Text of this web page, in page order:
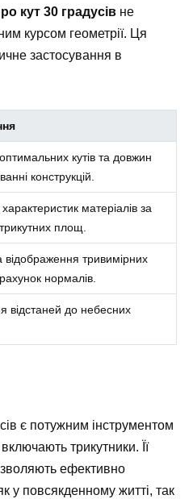
кут 30 градусів не
курсом геометрії. Ця
застосування в
кутів та довжин
конструкцій.
матеріалів за
площ.
відображення тривимірних
нормалів.
відстаней до небесних
є потужним інструментом
трикутники. Її
ефективно
у повсякденному житті, так